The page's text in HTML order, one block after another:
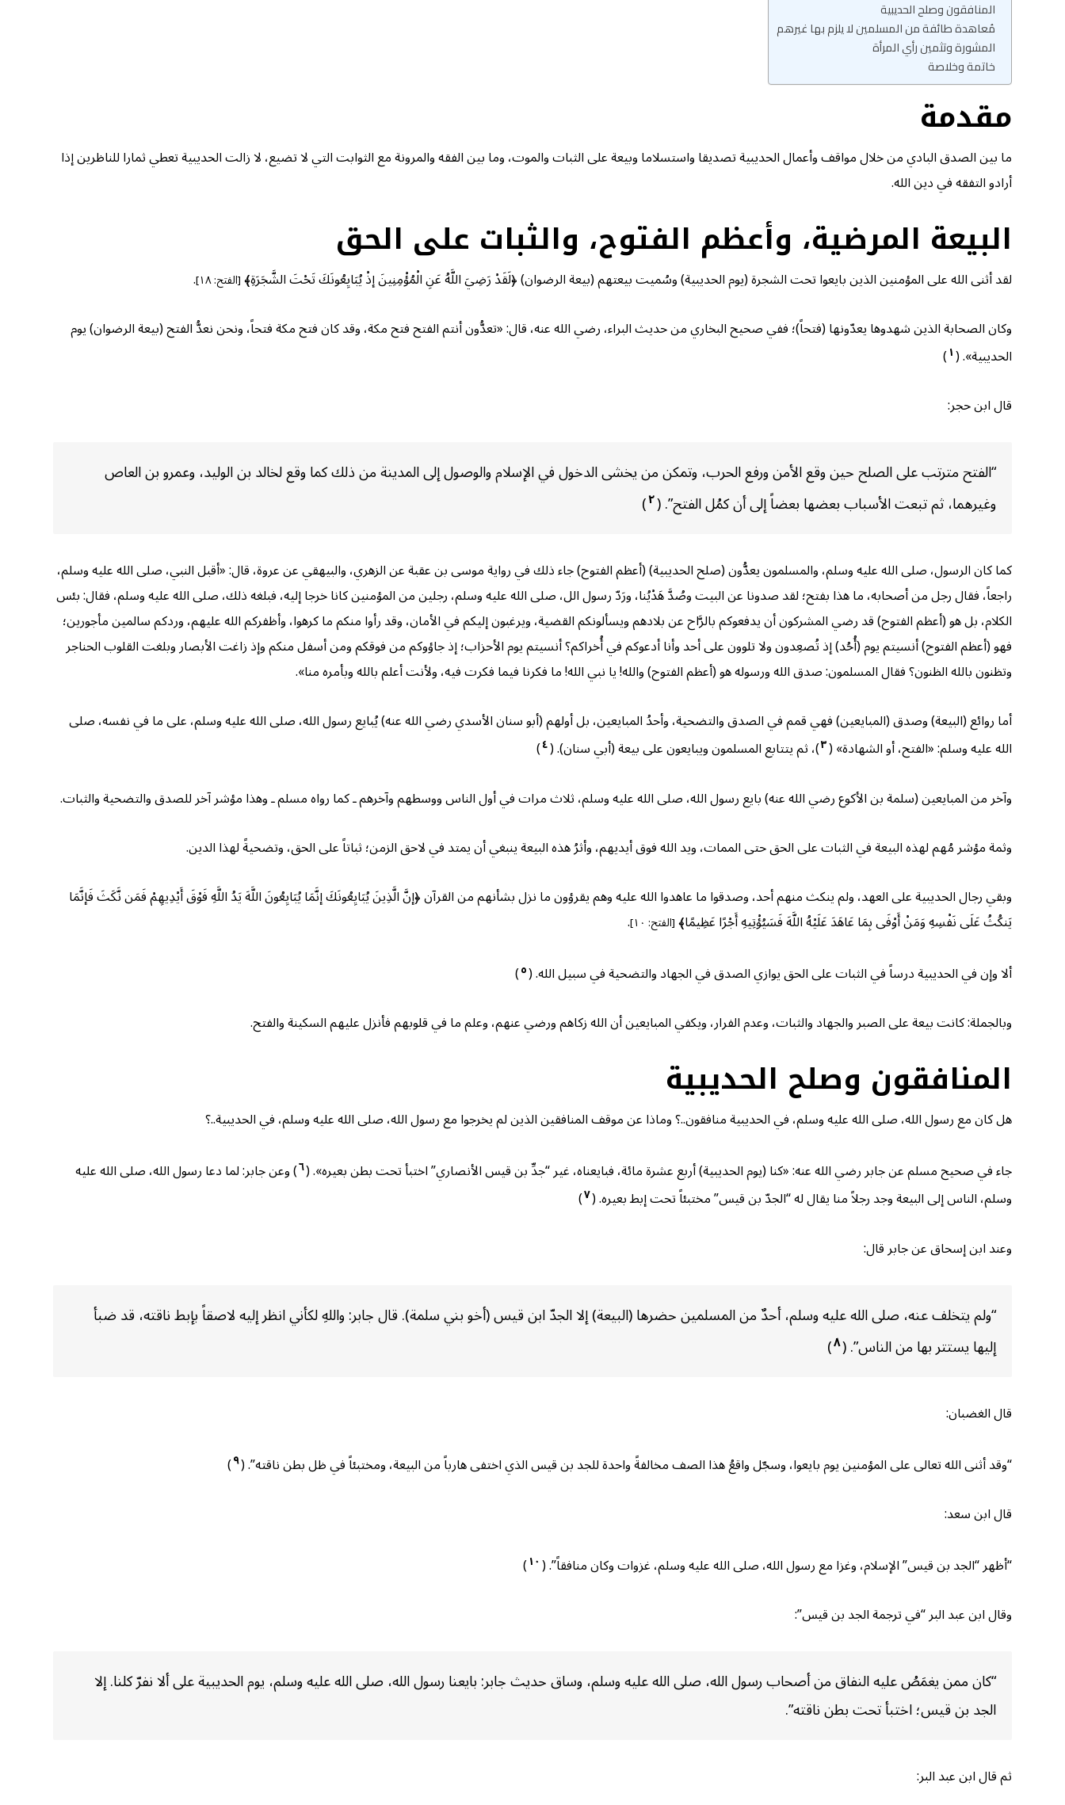
المنافقون وصلح الحديبية
مُعاهدة طائفة من المسلمين لا يلزم بها غيرهم
المشورة وتثمين رأي المرأة
خاتمة وخلاصة
مقدمة
ما بين الصدق البادي من خلال مواقف وأعمال الحديبية تصديقا واستسلاما وبيعة على الثبات والموت، وما بين الفقه والمرونة مع الثوابت التي لا تضيع، لا زالت الحديبية تعطي ثمارا للناظرين إذا
أرادو التفقه في دين الله.
البيعة المرضية، وأعظم الفتوح، والثبات على الحق
لقد أثنى الله على المؤمنين الذين بايعوا تحت الشجرة (يوم الحديبية) وسُميت بيعتهم (بيعة الرضوان) ﴿لَقَدْ رَضِيَ اللَّهُ عَنِ الْمُؤْمِنِينَ إذْ يُبَايِعُونَكَ تَحْتَ الشَّجَرَةِ﴾[الفتح: ١٨]
.
وكان الصحابة الذين شهدوها يعدّونها (فتحاً)؛ ففي صحيح البخاري من حديث البراء، رضي الله عنه، قال: «تعدُّون أنتم الفتح فتح مكة، وقد كان فتح مكة فتحاً، ونحن نعدُّ الفتح (بيعة الرضوان) يوم
الحديبية». (١)
قال ابن حجر:
“الفتح مترتب على الصلح حين وقع الأمن ورفع الحرب، وتمكن من يخشى الدخول في الإسلام والوصول إلى المدينة من ذلك كما وقع لخالد بن الوليد، وعمرو بن العاص
وغيرهما، ثم تبعت الأسباب بعضها بعضاً إلى أن كمُل الفتح”. (٢)
كما كان الرسول، صلى الله عليه وسلم، والمسلمون يعدُّون (صلح الحديبية) (أعظم الفتوح) جاء ذلك في رواية موسى بن عقبة عن الزهري، والبيهقي عن عروة، قال: «أقبل النبي، صلى الله عليه وسلم،
راجعاً، فقال رجل من أصحابه، ما هذا بفتح؛ لقد صدونا عن البيت وصُدَّ هَدْيُنا، ورَدّ رسول الل، صلى الله عليه وسلم، رجلين من المؤمنين كانا خرجا إليه، فبلغه ذلك، صلى الله عليه وسلم، فقال: بئس
الكلام، بل هو (أعظم الفتوح) قد رضي المشركون أن يدفعوكم بالرَّاح عن بلادهم ويسألونكم القضية، ويرغبون إليكم في الأمان، وقد رأوا منكم ما كرهوا، وأظفركم الله عليهم، وردكم سالمين مأجورين؛
فهو (أعظم الفتوح) أنسيتم يوم (أُحُد) إذ تُصعِدون ولا تلوون على أحد وأنا أدعوكم في أُخراكم؟ أنسيتم يوم الأحزاب؛ إذ جاؤوكم من فوقكم ومن أسفل منكم وإذ زاغت الأبصار وبلغت القلوب الحناجر
وتظنون بالله الظنون؟ فقال المسلمون: صدق الله ورسوله هو (أعظم الفتوح) والله! يا نبي الله! ما فكرنا فيما فكرت فيه، ولأنت أعلم بالله وبأمره منا».
أما روائع (البيعة) وصدق (المبايعين) فهي قمم في الصدق والتضحية، وأحدُ المبايعين، بل أولهم (أبو سنان الأسدي رضي الله عنه) يُبايع رسول الله، صلى الله عليه وسلم، على ما في نفسه، صلى
الله عليه وسلم: «الفتح، أو الشهادة» (٣)، ثم يتتابع المسلمون ويبايعون على بيعة (أبي سنان). (٤)
وآخر من المبايعين (سلمة بن الأكوع رضي الله عنه) بايع رسول الله، صلى الله عليه وسلم، ثلاث مرات في أول الناس ووسطهم وآخرهم ـ كما رواه مسلم ـ وهذا مؤشر آخر للصدق والتضحية والثبات.
وثمة مؤشر مُهم لهذه البيعة في الثبات على الحق حتى الممات، ويد الله فوق أيديهم، وأثرُ هذه البيعة ينبغي أن يمتد في لاحق الزمن؛ ثباتاً على الحق، وتضحيةً لهذا الدين.
وبقي رجال الحديبية على العهد، ولم ينكث منهم أحد، وصدقوا ما عاهدوا الله عليه وهم يقرؤون ما نزل بشأنهم من القرآن ﴿إنَّ الَّذِينَ يُبَايِعُونَكَ إنَّمَا يُبَايِعُونَ اللَّهَ يَدُ اللَّهِ فَوْقَ أَيْدِيهِمْ فَمَن نَّكَثَ فَإنَّمَا
يَنكُثُ عَلَى نَفْسِهِ وَمَنْ أَوْفَى بِمَا عَاهَدَ عَلَيْهُ اللَّهَ فَسَيُؤْتِيهِ أَجْرًا عَظِيمًا﴾[الفتح: ١٠]
.
ألا وإن في الحديبية درساً في الثبات على الحق يوازي الصدق في الجهاد والتضحية في سبيل الله. (٥)
وبالجملة: كانت بيعة على الصبر والجهاد والثبات، وعدم الفرار، ويكفي المبايعين أن الله زكاهم ورضي عنهم، وعلم ما في قلوبهم فأنزل عليهم السكينة والفتح.
المنافقون وصلح الحديبية
هل كان مع رسول الله، صلى الله عليه وسلم، في الحديبية منافقون..؟ وماذا عن موقف المنافقين الذين لم يخرجوا مع رسول الله، صلى الله عليه وسلم، في الحديبية..؟
جاء في صحيح مسلم عن جابر رضي الله عنه: «كنا (يوم الحديبية) أربع عشرة مائة، فبايعناه، غير “جدِّ بن قيس الأنصاري” اختبأ تحت بطن بعيره». (٦) وعن جابر: لما دعا رسول الله، صلى الله عليه
وسلم، الناس إلى البيعة وجد رجلاً منا يقال له “الجدّ بن قيس” مختبئاً تحت إبط بعيره. (٧)
وعند ابن إسحاق عن جابر قال:
“ولم يتخلف عنه، صلى الله عليه وسلم، أحدٌ من المسلمين حضرها (البيعة) إلا الجدّ ابن قيس (أخو بني سلمة). قال جابر: واللهِ لكأني انظر إليه لاصقاً بإبط ناقته، قد ضبأ
إليها يستتر بها من الناس”. (٨)
قال الغضبان:
“وقد أثنى الله تعالى على المؤمنين يوم بايعوا، وسجّل واقعُ هذا الصف مخالفةً واحدة للجد بن قيس الذي اختفى هارباً من البيعة، ومختبئاً في ظل بطن ناقته”. (٩)
قال ابن سعد:
“أظهر “الجد بن قيس” الإسلام، وغزا مع رسول الله، صلى الله عليه وسلم، غزوات وكان منافقاً”. (١٠)
وقال ابن عبد البر “في ترجمة الجد بن قيس”:
“كان ممن يغمَصُ عليه النفاق من أصحاب رسول الله، صلى الله عليه وسلم، وساق حديث جابر: بايعنا رسول الله، صلى الله عليه وسلم، يوم الحديبية على ألا نفرّ كلنا. إلا
الجد بن قيس؛ اختبأ تحت بطن ناقته”.
ثم قال ابن عبد البر: